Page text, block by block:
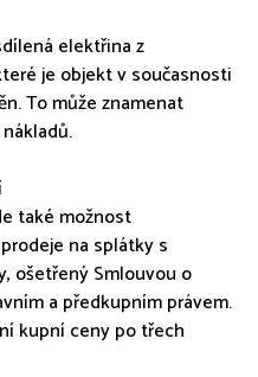
elektřina z
je objekt v současnosti
To může znamenat
také možnost
na splátky s
ošetřený Smlouvou o
a předkupním právem.
kupní ceny po třech